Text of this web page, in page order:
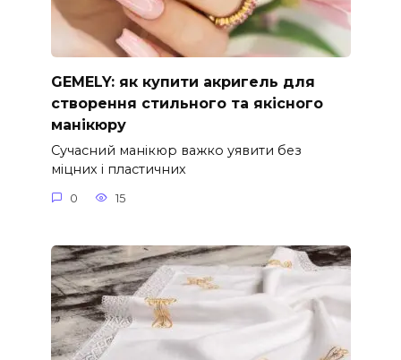
GEMELY: як купити акригель для
створення стильного та якісного
манікюру
Сучасний манікюр важко уявити без
міцних і пластичних
0 15